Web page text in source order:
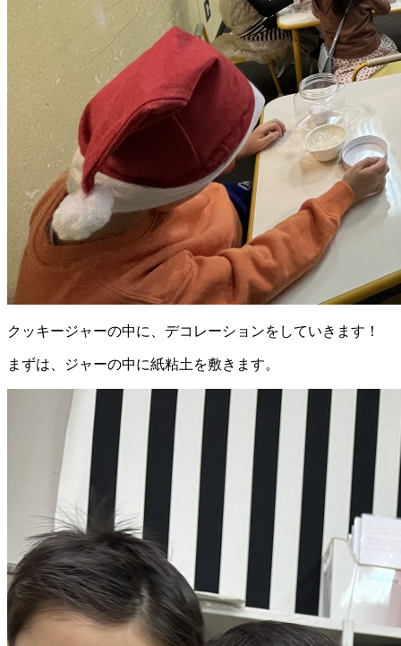
クッキージャーの中に、デコレーションをしていきます！
まずは、ジャーの中に紙粘土を敷きます。